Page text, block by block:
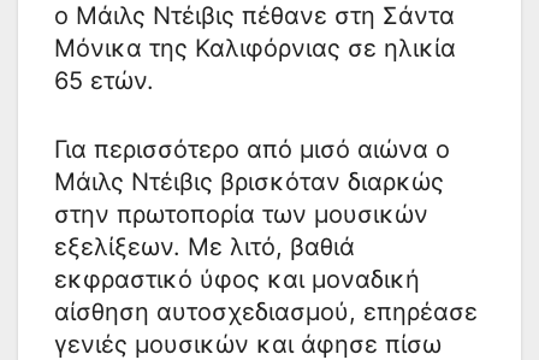
ο Μάιλς Ντέιβις πέθανε στη Σάντα
Μόνικα της Καλιφόρνιας σε ηλικία
65 ετών.
Για περισσότερο από μισό αιώνα ο
Μάιλς Ντέιβις βρισκόταν διαρκώς
στην πρωτοπορία των μουσικών
εξελίξεων. Με λιτό, βαθιά
εκφραστικό ύφος και μοναδική
αίσθηση αυτοσχεδιασμού, επηρέασε
γενιές μουσικών και άφησε πίσω